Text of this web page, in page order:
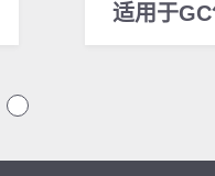
适用于